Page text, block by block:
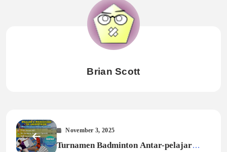
Brian Scott
November 3, 2025
Turnamen Badminton Antar-pelajar